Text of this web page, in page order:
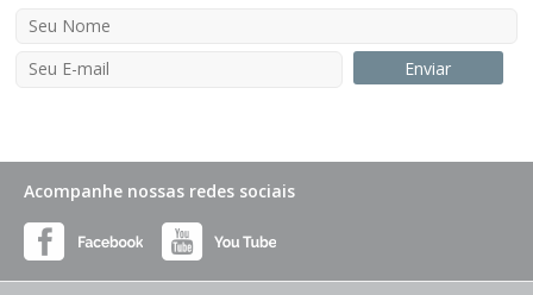
Acompanhe nossas redes sociais